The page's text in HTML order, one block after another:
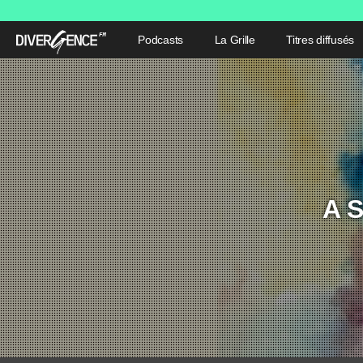
Podcasts La Grille Titres diffusés
A